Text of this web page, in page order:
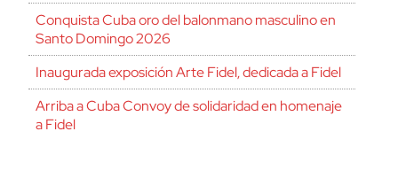
Conquista Cuba oro del balonmano masculino en
Santo Domingo 2026
Inaugurada exposición Arte Fidel, dedicada a Fidel
Arriba a Cuba Convoy de solidaridad en homenaje
a Fidel